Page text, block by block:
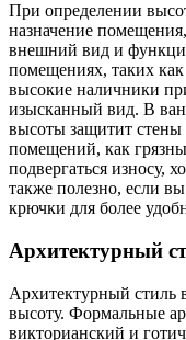
При определении
назначение
внешний вид и
помещениях, таких
высокие наличники
изысканный вид. В
высоты защитит стены
помещений, как
подвергаться износу,
также полезно, если
крючки для более
Архитектурный
Архитектурный стиль
высоту. Формальные
викторианский и